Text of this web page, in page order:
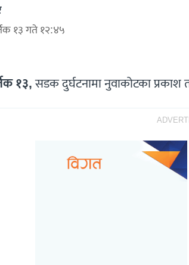
१३ गते १२:४५
१३,सडक दुर्घटनामा नुवाकोटका